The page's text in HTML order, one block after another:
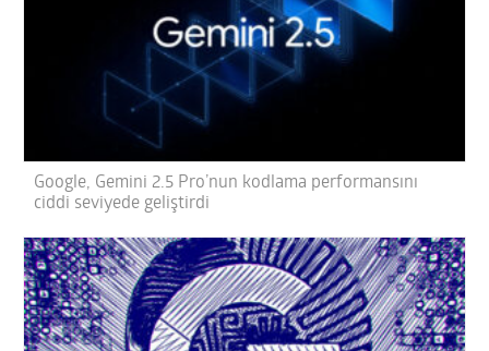
Google, Gemini 2.5 Pro’nun kodlama performansını
ciddi seviyede geliştirdi